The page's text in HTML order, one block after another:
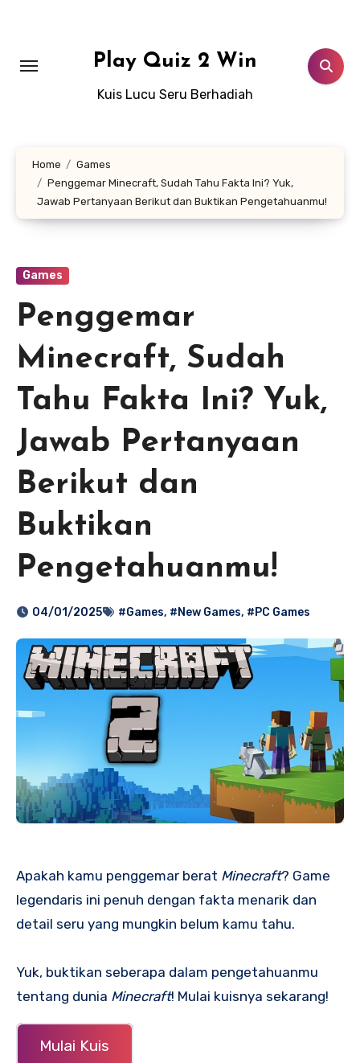
Play Quiz 2 Win
Kuis Lucu Seru Berhadiah
Home
Games
Penggemar Minecraft, Sudah Tahu Fakta Ini? Yuk,
Jawab Pertanyaan Berikut dan Buktikan Pengetahuanmu!
Games
Penggemar
Minecraft, Sudah
Tahu Fakta Ini? Yuk,
Jawab Pertanyaan
Berikut dan
Buktikan
Pengetahuanmu!
04/01/2025 #Games, #New Games, #PC Games
Apakah kamu penggemar berat Minecraft? Game
legendaris ini penuh dengan fakta menarik dan
detail seru yang mungkin belum kamu tahu.
Yuk, buktikan seberapa dalam pengetahuanmu
tentang dunia Minecraft! Mulai kuisnya sekarang!
Mulai Kuis